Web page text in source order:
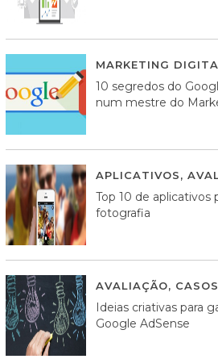
MARKETING
10 segredos do
num mestre do
APLICATIVOS,
Top 10 de aplicativos
fotografia
AVALIAÇÃO,
Ideias criativas para
Google AdSense